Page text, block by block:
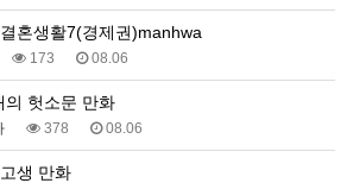
혼생활7(경제권)manhwa
173 08.06
의 헛소문 만화
378 08.06
생 만화